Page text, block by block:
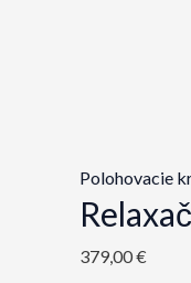
Polohovacie
379,00€